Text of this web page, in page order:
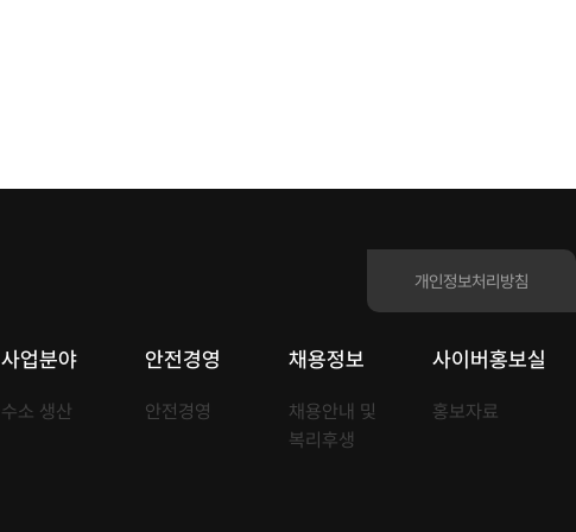
개인정보처리방침
사업분야
수소 생산
안전경영
안전경영
채용정보
채용안내 및
복리후생
사이버홍보실
홍보자료